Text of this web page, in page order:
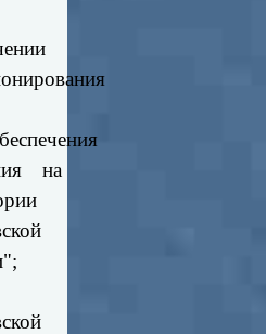
на